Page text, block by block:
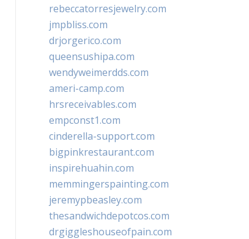
rebeccatorresjewelry.com
jmpbliss.com
drjorgerico.com
queensushipa.com
wendyweimerdds.com
ameri-camp.com
hrsreceivables.com
empconst1.com
cinderella-support.com
bigpinkrestaurant.com
inspirehuahin.com
memmingerspainting.com
jeremypbeasley.com
thesandwichdepotcos.com
drgiggleshouseofpain.com